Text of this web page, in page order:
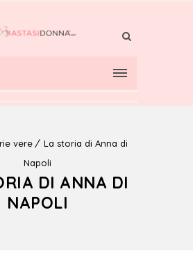
vere
La storia di Anna di
Napoli
DI ANNA DI
NAPOLI